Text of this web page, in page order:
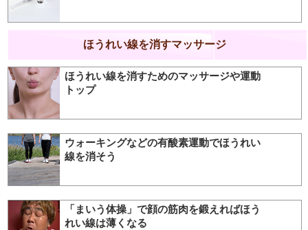
ほうれい線を消すマッサージ
ほうれい線を消すためのマッサージや運動
トップ
ウォーキングなどの有酸素運動でほうれい
線を消そう
「まいう体操」で顔の筋肉を鍛えればほう
れい線は薄くなる